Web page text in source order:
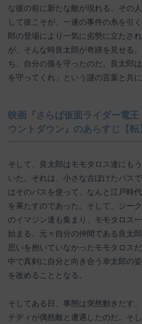
な彼の前に新たな敵が現れる。その
して彼こそが、一連の事件の糸を引
郎の登場により一気に劣勢に立たさ
が、そんな時良太郎が奇跡を見せる
ち、自分の孫を守ったのだ。良太郎
を守ってくれ」という謎の言葉と共
映画『さらば仮面ライダー電王
ウントダウン』のあらすじ【転
そして、良太郎はモモタロス達にも
いた。それは、小さな古ぼけたパス
はそのパスを使って、なんと江戸時
を果たすのであった。そして、ジー
のイマジン達も集まり、モモタロス
始まる。元々自分の仲間である良太
思いを抱いていなかったモモタロス
中で真剣に自分と向き合う幸太郎の
を改めることとなる。
そしてある日、事態は突然動きだす
テディが偶然敵と遭遇したのだ。そ